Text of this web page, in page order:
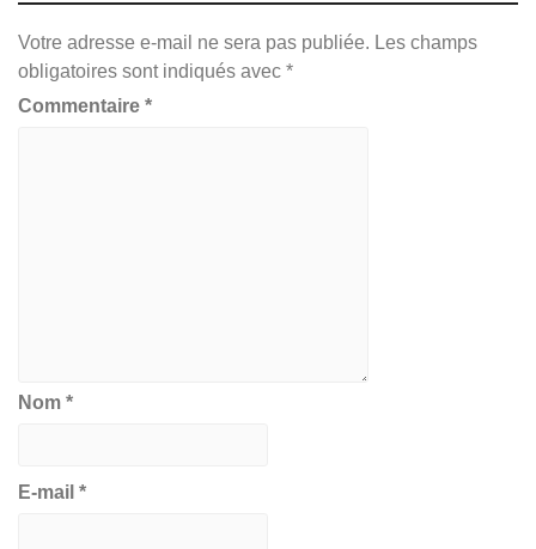
Votre adresse e-mail ne sera pas publiée. Les champs
obligatoires sont indiqués avec *
Commentaire *
Nom *
E-mail *